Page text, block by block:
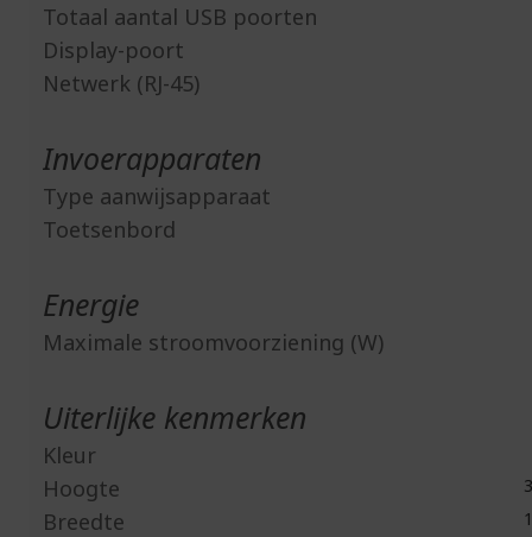
Totaal aantal USB poorten
Display-poort
Netwerk (RJ-45)
Invoerapparaten
Type aanwijsapparaat
Toetsenbord
Energie
Maximale stroomvoorziening (W)
Uiterlijke kenmerken
Kleur
Hoogte
Breedte